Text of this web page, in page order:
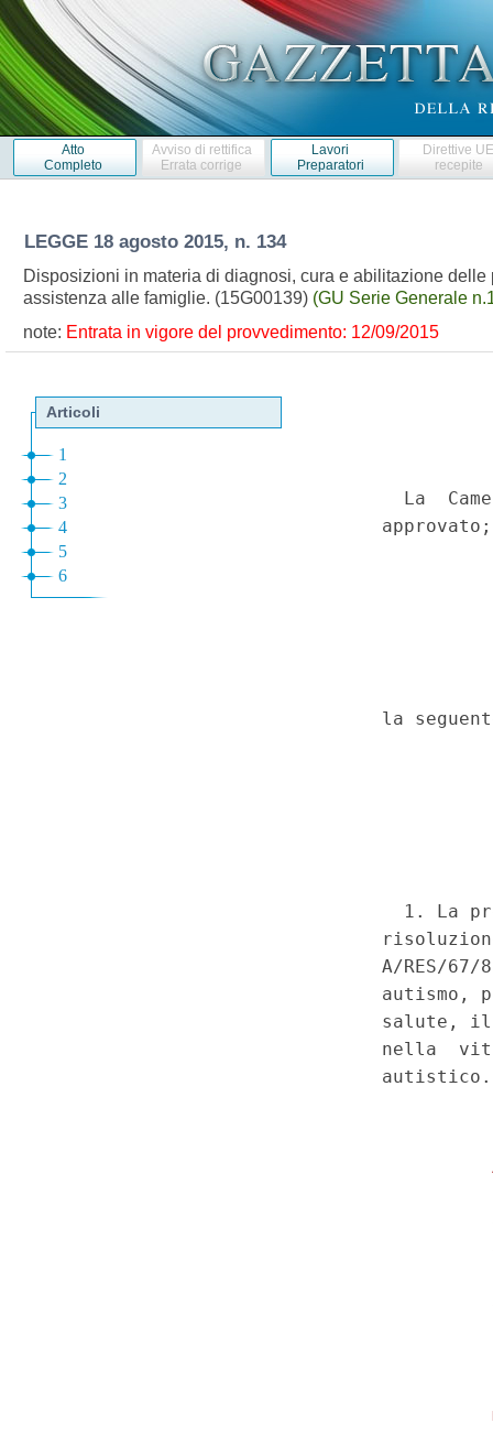
Atto
Completo
Avviso di rettifica
Errata corrige
Lavori
Preparatori
Direttive
recepite
LEGGE 18 agosto 2015, n. 134
Disposizioni in materia di diagnosi, cura e abilitazione
assistenza alle famiglie. (15G00139) (GU Serie Generale
note: Entrata in vigore del provvedimento: 12/09/2015